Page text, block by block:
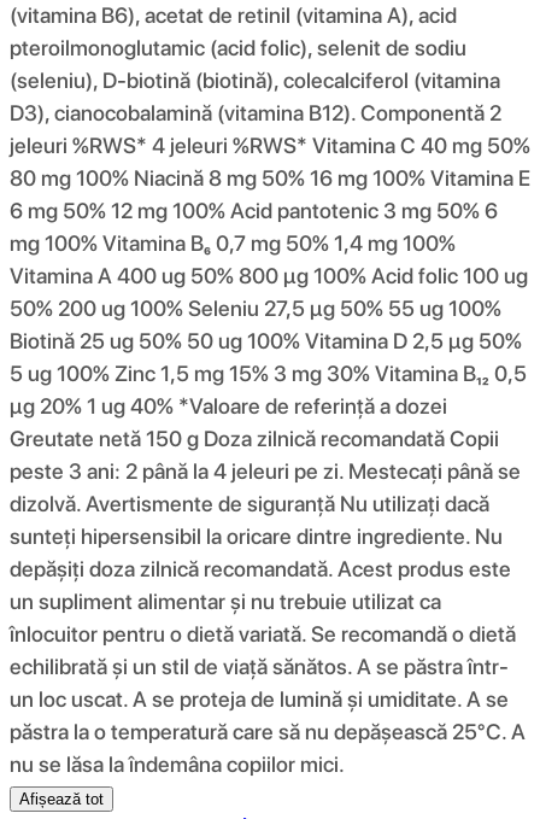
(vitamina B6), acetat de retinil (vitamina A), acid
pteroilmonoglutamic (acid folic), selenit de sodiu
(seleniu), D-biotină (biotină), colecalciferol (vitamina
D3), cianocobalamină (vitamina B12). Componentă 2
jeleuri %RWS* 4 jeleuri %RWS* Vitamina C 40 mg 50%
80 mg 100% Niacină 8 mg 50% 16 mg 100% Vitamina E
6 mg 50% 12 mg 100% Acid pantotenic 3 mg 50% 6
mg 100% Vitamina B₆ 0,7 mg 50% 1,4 mg 100%
Vitamina A 400 ug 50% 800 µg 100% Acid folic 100 ug
50% 200 ug 100% Seleniu 27,5 µg 50% 55 ug 100%
Biotină 25 ug 50% 50 ug 100% Vitamina D 2,5 µg 50%
5 ug 100% Zinc 1,5 mg 15% 3 mg 30% Vitamina B₁₂ 0,5
µg 20% 1 ug 40% *Valoare de referință a dozei
Greutate netă 150 g Doza zilnică recomandată Copii
peste 3 ani: 2 până la 4 jeleuri pe zi. Mestecați până se
dizolvă. Avertismente de siguranță Nu utilizați dacă
sunteți hipersensibil la oricare dintre ingrediente. Nu
depășiți doza zilnică recomandată. Acest produs este
un supliment alimentar și nu trebuie utilizat ca
înlocuitor pentru o dietă variată. Se recomandă o dietă
echilibrată și un stil de viață sănătos. A se păstra într-
un loc uscat. A se proteja de lumină și umiditate. A se
păstra la o temperatură care să nu depășească 25°C. A
nu se lăsa la îndemâna copiilor mici.
Afișează tot